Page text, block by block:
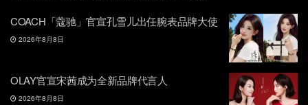
COACH「蔻驰」官宣孔雪儿出任腕表品牌大使
2026年8月8日
OLAY官宣宋茜成为全新品牌代言人
2026年8月8日